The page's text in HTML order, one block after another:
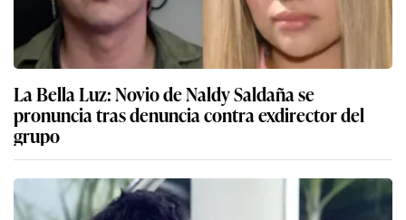
La Bella Luz: Novio de Naldy Saldaña se
pronuncia tras denuncia contra exdirector del
grupo